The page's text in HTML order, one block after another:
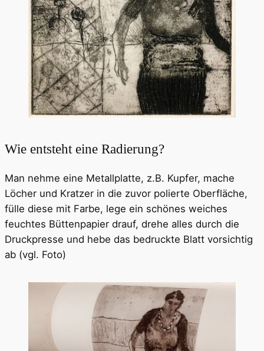
Wie entsteht eine Radierung?
Man nehme eine Metallplatte, z.B. Kupfer, mache
Löcher und Kratzer in die zuvor polierte Oberfläche,
fülle diese mit Farbe, lege ein schönes weiches
feuchtes Büttenpapier drauf, drehe alles durch die
Druckpresse und hebe das bedruckte Blatt vorsichtig
ab (vgl. Foto)